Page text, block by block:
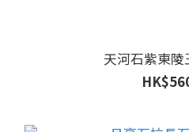
天河石紫東陵